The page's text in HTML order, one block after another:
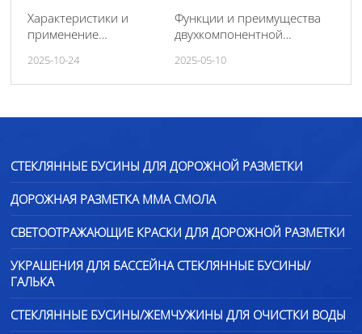
Характеристики и
применение
дорожной разметочной
краски
2025-10-24
Функции и преимущества
двухкомпонентной
краски на основе смолы
ММА
2025-05-10
СТЕКЛЯННЫЕ БУСИНЫ ДЛЯ ДОРОЖНОЙ РАЗМЕТКИ
ДОРОЖНАЯ РАЗМЕТКА ММА СМОЛА
СВЕТООТРАЖАЮЩИЕ КРАСКИ ДЛЯ ДОРОЖНОЙ РАЗМЕТКИ
УКРАШЕНИЯ ДЛЯ БАССЕЙНА СТЕКЛЯННЫЕ БУСИНЫ/
ГАЛЬКА
СТЕКЛЯННЫЕ БУСИНЫ/ЖЕМЧУЖИНЫ ДЛЯ ОЧИСТКИ ВОДЫ